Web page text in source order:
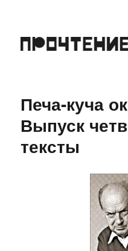
Печа-куча
Выпуск
тексты